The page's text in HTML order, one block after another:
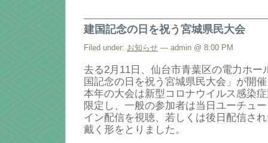
建国記念の日を祝う宮城県民大会
Filed under: お知らせ — admin @ 8:00 PM
去る2月11日、仙台市青葉区の電力ホー
国記念の日を祝う宮城県民大会」が開
本年の大会は新型コロナウイルス感染
限定し、一般の参加者は当日ユーチュ
イン配信を視聴、若しくは後日配信さ
戴く形をとりました。